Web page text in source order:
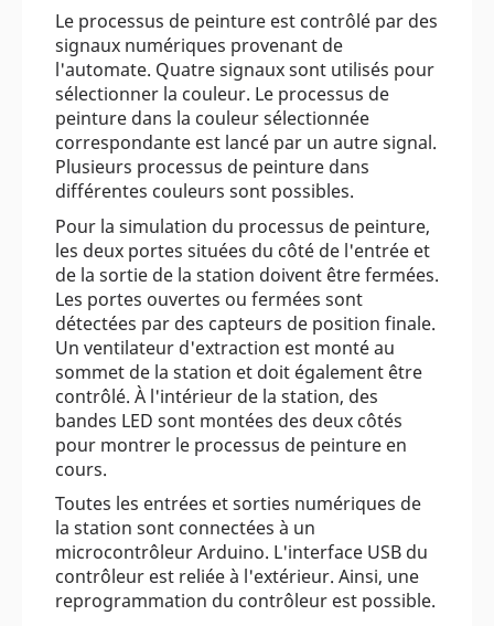
Le processus de peinture est contrôlé par des
signaux numériques provenant de
l'automate. Quatre signaux sont utilisés pour
sélectionner la couleur. Le processus de
peinture dans la couleur sélectionnée
correspondante est lancé par un autre signal.
Plusieurs processus de peinture dans
différentes couleurs sont possibles.
Pour la simulation du processus de peinture,
les deux portes situées du côté de l'entrée et
de la sortie de la station doivent être fermées.
Les portes ouvertes ou fermées sont
détectées par des capteurs de position finale.
Un ventilateur d'extraction est monté au
sommet de la station et doit également être
contrôlé. À l'intérieur de la station, des
bandes LED sont montées des deux côtés
pour montrer le processus de peinture en
cours.
Toutes les entrées et sorties numériques de
la station sont connectées à un
microcontrôleur Arduino. L'interface USB du
contrôleur est reliée à l'extérieur. Ainsi, une
reprogrammation du contrôleur est possible.